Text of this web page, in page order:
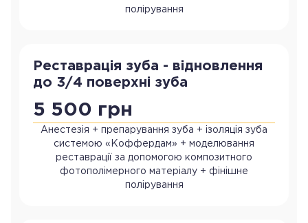
полірування
Реставрація зуба - відновлення
до 3/4 поверхні зуба
5 500 грн
Анестезія + препарування зуба + ізоляція зуба
системою «Коффердам» + моделювання
реставрації за допомогою композитного
фотополімерного матеріалу + фінішне
полірування